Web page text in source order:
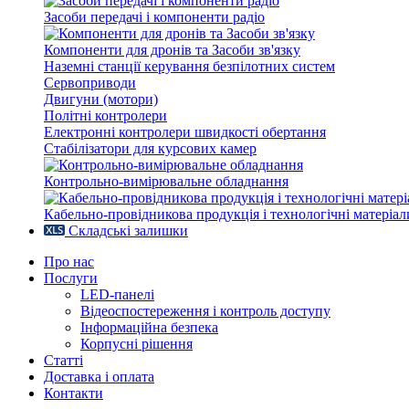
Засоби передачі і компоненти радіо
Компоненти для дронів та Засоби зв'язку
Наземні станції керування безпілотних систем
Сервоприводи
Двигуни (мотори)
Політні контролери
Електронні контролери швидкості обертання
Стабілізатори для курсових камер
Контрольно-вимірювальне обладнання
Кабельно-провідникова продукція і технологічні
Складські залишки
Про нас
Послуги
LED-панелі
Відеоспостереження і контроль доступу
Інформаційна безпека
Корпусні рішення
Статті
Доставка і оплата
Контакти